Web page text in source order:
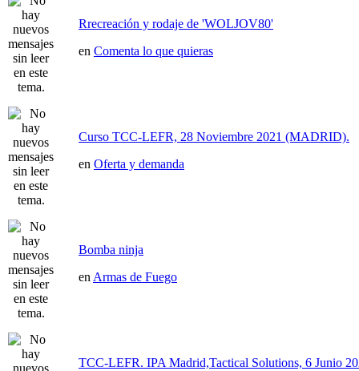
Rrecreación y rodaje de 'WOLJOV80'
en Comenta lo que quieras
Curso TCC-LEFR, 28 Noviembre 2021 (MADRID).
en Oferta y demanda
Bomba ninja
en Armas de Fuego
TCC-LEFR. IPA Madrid,Tactical Solutions, 6 Junio